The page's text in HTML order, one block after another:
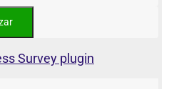
Survey plugin